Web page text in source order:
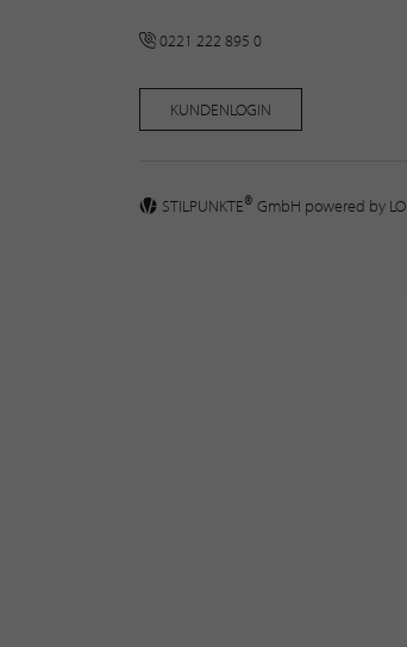
0221 222 895 0
KUNDENLOGIN
STILPUNKTE® GmbH powered by